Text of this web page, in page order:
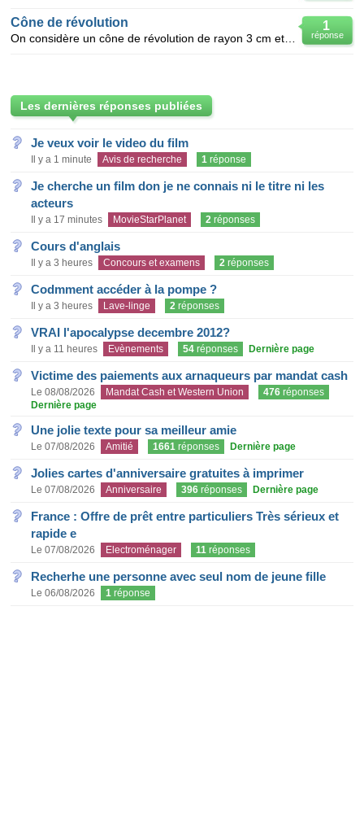
1
réponse
Cône de révolution
Les dernières réponses publiées
Je veux voir le video du film
Il y a 1 minute Avis de recherche 1 réponse
Je cherche un film don je ne connais ni le titre ni les
acteurs
Il y a 17 minutes MovieStarPlanet 2 réponses
Cours d'anglais
Il y a 3 heures Concours et examens 2 réponses
Codmment accéder à la pompe ?
Il y a 3 heures Lave-linge 2 réponses
VRAI l'apocalypse decembre 2012?
Il y a 11 heures Evènements 54 réponses Dernière page
Victime des paiements aux arnaqueurs par mandat cash
Le 08/08/2026 Mandat Cash et Western Union 476 réponses
Dernière page
Une jolie texte pour sa meilleur amie
Le 07/08/2026 Amitié 1661 réponses Dernière page
Jolies cartes d'anniversaire gratuites à imprimer
Le 07/08/2026 Anniversaire 396 réponses Dernière page
France : Offre de prêt entre particuliers Très sérieux et
rapide e
Le 07/08/2026 Electroménager 11 réponses
Recherhe une personne avec seul nom de jeune fille
Le 06/08/2026 1 réponse